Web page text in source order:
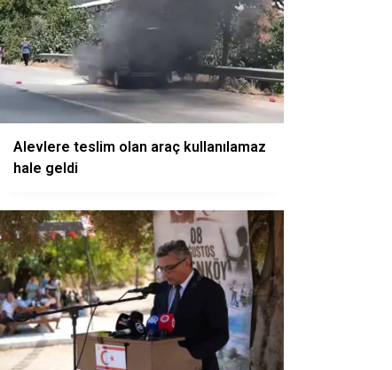
Alevlere teslim olan araç kullanılamaz
hale geldi